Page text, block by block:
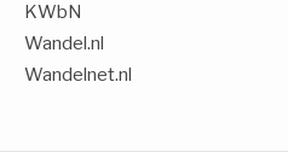
KWbN
Wandel.nl
Wandelnet.nl